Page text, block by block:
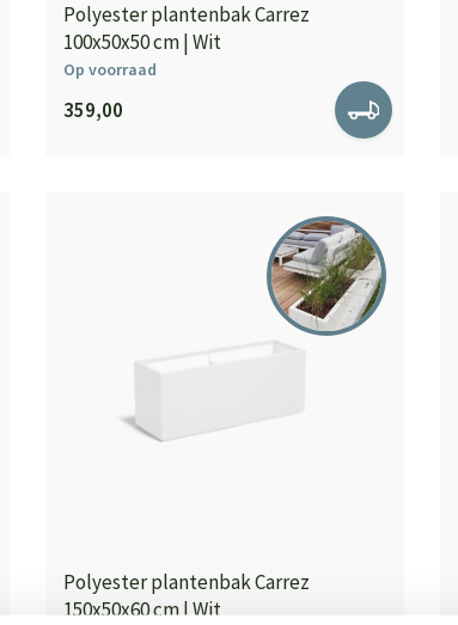
Polyester plantenbak Carrez
100x50x50 cm | Wit
Op voorraad
359,00
Polyester plantenbak Carrez
150x50x60 cm | Wit